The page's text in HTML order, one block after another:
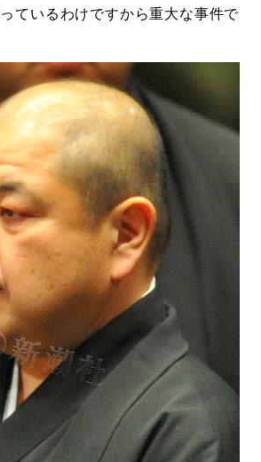
ているわけですから重大な事件で